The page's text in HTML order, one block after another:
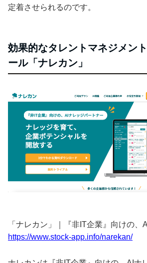
定着させられるのです。
効果的なタレントマネジメン
ール「ナレカン」
「ナレカン」｜『非IT企業』向けの、
https://www.stock-app.info/narekan/